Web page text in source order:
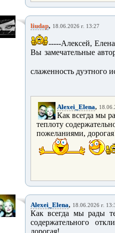
liudap, 18.06.2026 г. 13:27
-----Алексей,
Вы замечательные
слаженность дуэтного
Alexei_Elena,
Как всегда мы
теплоту
пожеланиями,
Alexei_Elena, 18.06.2026 г.
Как всегда мы рады
содержательного
дорогая!